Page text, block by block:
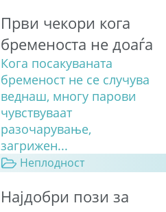
Први чекори кога
бременоста не доаѓа
Кога посакуваната
бременост не се случува
веднаш, многу парови
чувствуваат
разочарување,
загрижен...
Неплодност
Најдобри пози за